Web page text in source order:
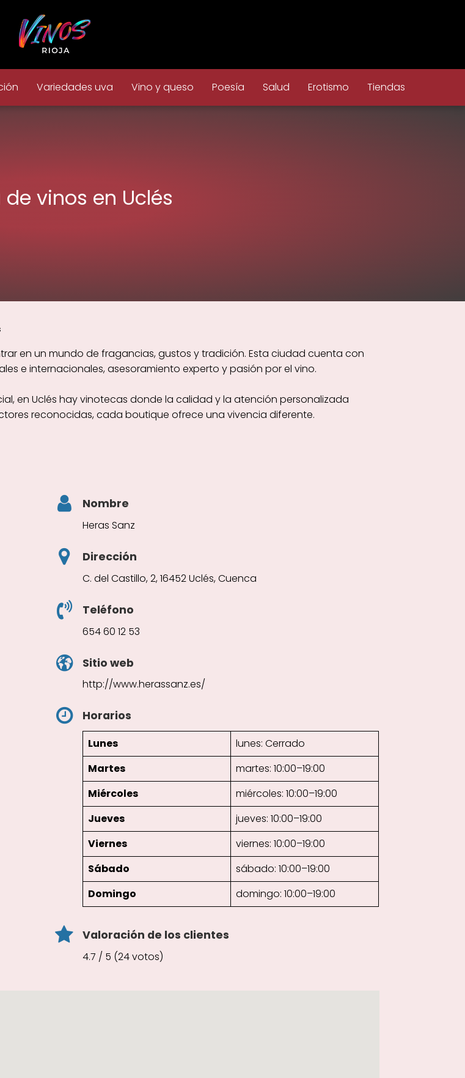
Variedades uva Vino y queso Poesía Salud Erotismo Tiendas
de vinos en Uclés
en un mundo de fragancias, gustos y tradición. Esta ciudad cuenta con
e internacionales, asesoramiento experto y pasión por el vino.
en Uclés hay vinotecas donde la calidad y la atención personalizada
reconocidas, cada boutique ofrece una vivencia diferente.
Nombre
Heras Sanz
Dirección
C. del Castillo, 2, 16452 Uclés, Cuenca
Teléfono
654 60 12 53
Sitio web
http://www.herassanz.es/
Horarios
Lunes
lunes: Cerrado
Martes
martes: 10:00–19:00
Miércoles
miércoles: 10:00–19:00
Jueves
jueves: 10:00–19:00
Viernes
viernes: 10:00–19:00
Sábado
sábado: 10:00–19:00
Domingo
domingo: 10:00–19:00
Valoración de los clientes
4.7 / 5 (24 votos)